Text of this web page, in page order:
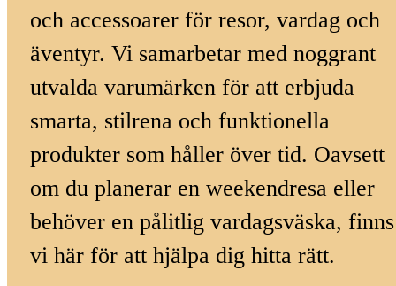
och accessoarer för resor, vardag och
äventyr. Vi samarbetar med noggrant
utvalda varumärken för att erbjuda
smarta, stilrena och funktionella
produkter som håller över tid. Oavsett
om du planerar en weekendresa eller
behöver en pålitlig vardagsväska, finns
vi här för att hjälpa dig hitta rätt.